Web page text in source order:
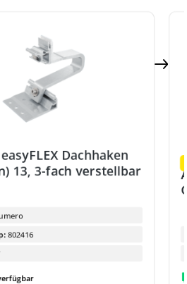
Dachhaken
13, 3-fach verstellbar
802416